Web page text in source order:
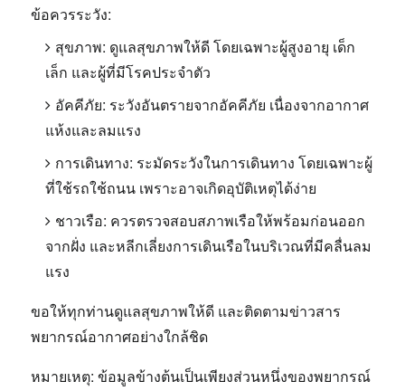
ข้อควรระวัง:
สุขภาพ: ดูแลสุขภาพให้ดี โดยเฉพาะผู้สูงอายุ เด็ก
เล็ก และผู้ที่มีโรคประจำตัว
อัคคีภัย: ระวังอันตรายจากอัคคีภัย เนื่องจากอากาศ
แห้งและลมแรง
การเดินทาง: ระมัดระวังในการเดินทาง โดยเฉพาะผู้
ที่ใช้รถใช้ถนน เพราะอาจเกิดอุบัติเหตุได้ง่าย
ชาวเรือ: ควรตรวจสอบสภาพเรือให้พร้อมก่อนออก
จากฝั่ง และหลีกเลี่ยงการเดินเรือในบริเวณที่มีคลื่นลม
แรง
ขอให้ทุกท่านดูแลสุขภาพให้ดี และติดตามข่าวสาร
พยากรณ์อากาศอย่างใกล้ชิด
หมายเหตุ: ข้อมูลข้างต้นเป็นเพียงส่วนหนึ่งของพยากรณ์